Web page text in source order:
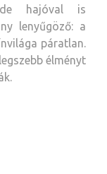
de hajóval is
lenyűgöző: a
páratlan.
élményt